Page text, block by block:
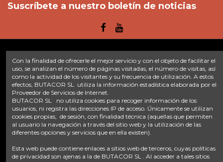
Suscríbete a nuestro boletín de noticias
Enlaces
Inicio Sobre nosotros Contacte con nosotros
Aviso legal
Política de privacidad
Tratamiento de datos
Términos y condiciones
Plazos de envío
Contáctanos
638 28 57 85
info@fontacor.com
Con la finalidad de ofrecerle el mejor servicio y con el objeto de facilitar el
uso, se analizan el número de páginas visitadas, el número de visitas, así
como la actividad de los visitantes y su frecuencia de utilización. A estos
efectos, BUTACOR SL utiliza la información estadística elaborada por el
Proveedor de Servicios de Internet.
BUTACOR SL no utiliza cookies para recoger información de los
usuarios, ni registra las direcciones IP de acceso. Únicamente se utilizan
cookies propias, de sesión, con finalidad técnica (aquellas que permiten
al usuario la navegación a través del sitio web y la utilización de las
diferentes opciones y servicios que en ella existen).
Esta web puede contiene enlaces a sitios web de terceros, cuyas políticas
de privacidad son ajenas a la de BUTACOR SL . Al acceder a tales sitios